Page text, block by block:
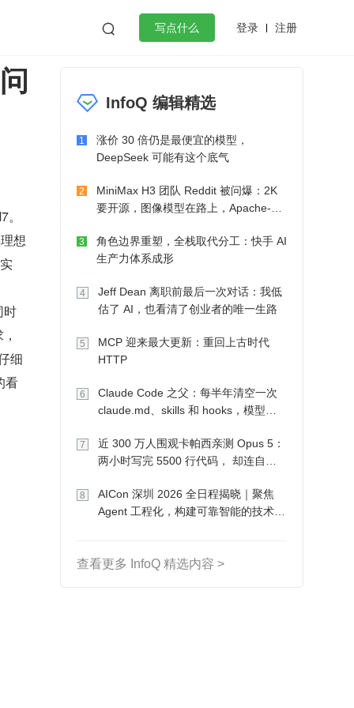
 写点什么 登录 注册
作
微服务架构 flutter
想
时
细
看
InfoQ 编辑精选
1
涨价 30 倍仍是最便宜的模型，
DeepSeek 可能有这个底气
2
MiniMax H3 团队 Reddit 被问爆：2K
要开源，图像模型在路上，Apache-2.0
3
角色边界重塑，全栈取代分工：快手 AI
生产力体系成形
4
Jeff Dean 离职前最后一次对话：我低
估了 AI，也看清了创业者的唯一生路
5
MCP 迎来最大更新：重回上古时代
HTTP
6
Claude Code 之父：每半年清空一次
claude.md、skills 和 hooks，模型自
7
近 300 万人围观卡帕西亲测 Opus 5：
两小时写完 5500 行代码， 却连自己
8
AICon 深圳 2026 全日程揭晓｜聚焦
Agent 工程化，构建可靠智能的技术路
查看更多 InfoQ 精选内容 >